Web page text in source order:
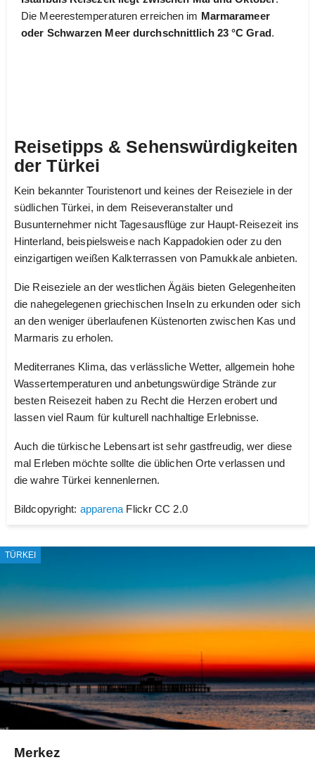
Die Meerestemperaturen erreichen im Marmarameer
oder Schwarzen Meer durchschnittlich 23 °C Grad.
Reisetipps & Sehenswürdigkeiten
der Türkei
Kein bekannter Touristenort und keines der Reiseziele in der
südlichen Türkei, in dem Reiseveranstalter und
Busunternehmer nicht Tagesausflüge zur Haupt-Reisezeit ins
Hinterland, beispielsweise nach Kappadokien oder zu den
einzigartigen weißen Kalkterrassen von Pamukkale anbieten.
Die Reiseziele an der westlichen Ägäis bieten Gelegenheiten
die nahegelegenen griechischen Inseln zu erkunden oder sich
an den weniger überlaufenen Küstenorten zwischen Kas und
Marmaris zu erholen.
Mediterranes Klima, das verlässliche Wetter, allgemein hohe
Wassertemperaturen und anbetungswürdige Strände zur
besten Reisezeit haben zu Recht die Herzen erobert und
lassen viel Raum für kulturell nachhaltige Erlebnisse.
Auch die türkische Lebensart ist sehr gastfreudig, wer diese
mal Erleben möchte sollte die üblichen Orte verlassen und
die wahre Türkei kennenlernen.
Bildcopyright: apparena Flickr CC 2.0
TÜRKEI
Merkez